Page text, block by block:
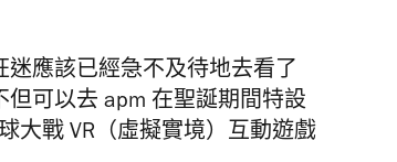
應該已經急不及待地去看了
但可以去 apm 在聖誕期間特設
大戰 VR （虛擬實境）互動遊戲